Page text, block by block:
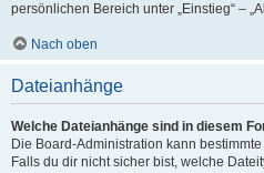
persönlichen Bereich unter „Einstieg“ –
Nach oben
Dateianhänge
Welche Dateianhänge sind in diesem
Die Board-Administration kann
Falls du dir nicht sicher bist, welche